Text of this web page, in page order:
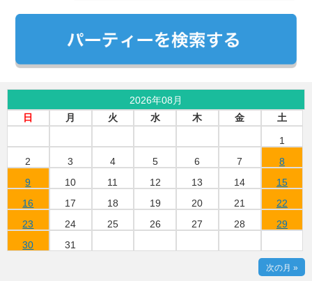
2026年08月
日
月 火 水 木 金 土
1
2
3 4 5 6 7
8
9
10 11 12 13 14
15
16
17 18 19 20 21
22
23
24 25 26 27 28
29
30
31
次の月 »